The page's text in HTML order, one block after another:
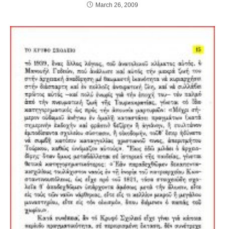
March 26, 2009